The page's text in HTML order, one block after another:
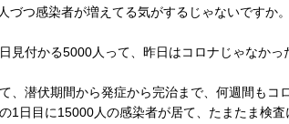
づつ感染者が増えてる気がするじゃないですか。
見付かる5000人って、昨日はコロナじゃなかっ
、潜伏期間から発症から完治まで、何週間もコ
1日目に15000人の感染者が居て、たまたま検